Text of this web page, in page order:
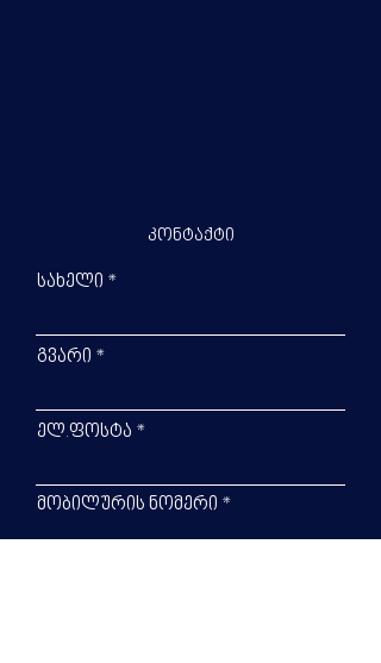
კონტაქტი
სახელი
გვარი
ელ.ფოსტა
მობილურის ნომერი